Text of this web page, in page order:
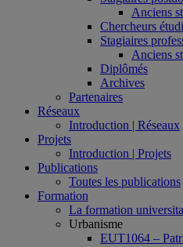
Anciens
Chercheurs
Stagiaires
Anciens
Diplômés
Archives
Partenaires
Réseaux
Introduction | Réseaux
Projets
Introduction | Projets
Publications
Toutes les publications
Formation
La formation
Urbanisme
EUT1064 –